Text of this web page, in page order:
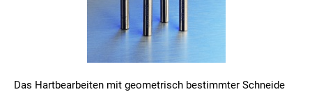
Das Hartbearbeiten mit geometrisch bestimmter Schneide